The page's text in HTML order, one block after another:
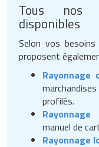
Tous nos
disponibles
Selon vos
proposent
Rayonnage
profilés.
Rayonnage
manuel de
Rayonnage